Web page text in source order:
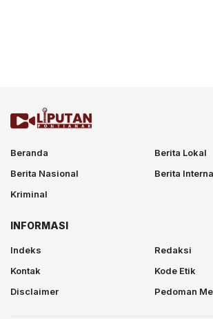
Beranda
Berita Lokal
Berita Nasional
Berita
Kriminal
INFORMASI
Indeks
Redaksi
Kontak
Kode Etik
Disclaimer
Pedoman